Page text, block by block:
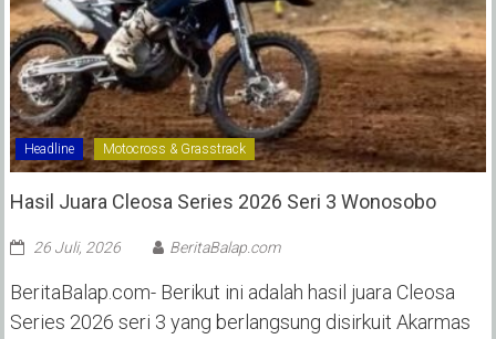
Headline Motocross & Grasstrack
Hasil Juara Cleosa Series 2026 Seri 3 Wonosobo ‎
26 Juli, 2026 BeritaBalap.com
BeritaBalap.com- Berikut ini adalah hasil juara Cleosa
Series 2026 seri 3 yang berlangsung disirkuit Akarmas